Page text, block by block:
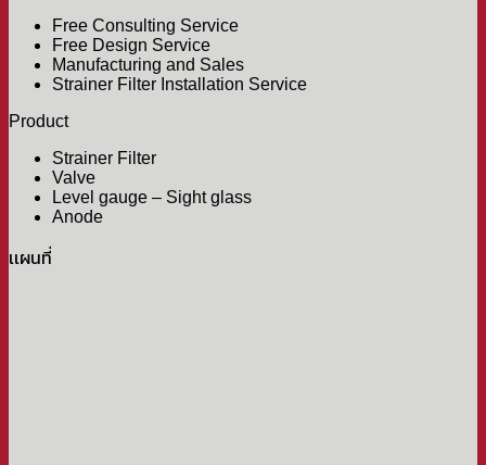
Free Consulting Service
Free Design Service
Manufacturing and Sales
Strainer Filter Installation Service
Product
Strainer Filter
Valve
Level gauge – Sight glass
Anode
เเผนที่